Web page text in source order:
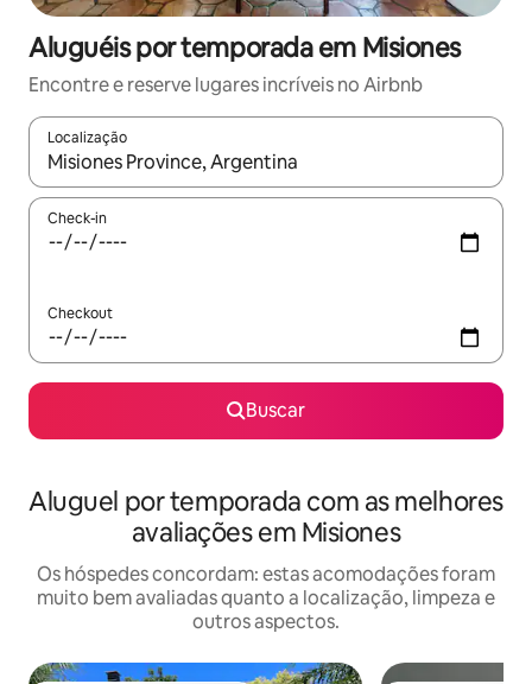
Aluguéis por temporada em Misiones
Encontre e reserve lugares incríveis no Airbnb
Localização
Quando os resultados estiverem disponíveis, explore-os
Check-in
Checkout
Buscar
Aluguel por temporada com as melhores
avaliações em Misiones
Os hóspedes concordam: estas acomodações foram
muito bem avaliadas quanto a localização, limpeza e
outros aspectos.